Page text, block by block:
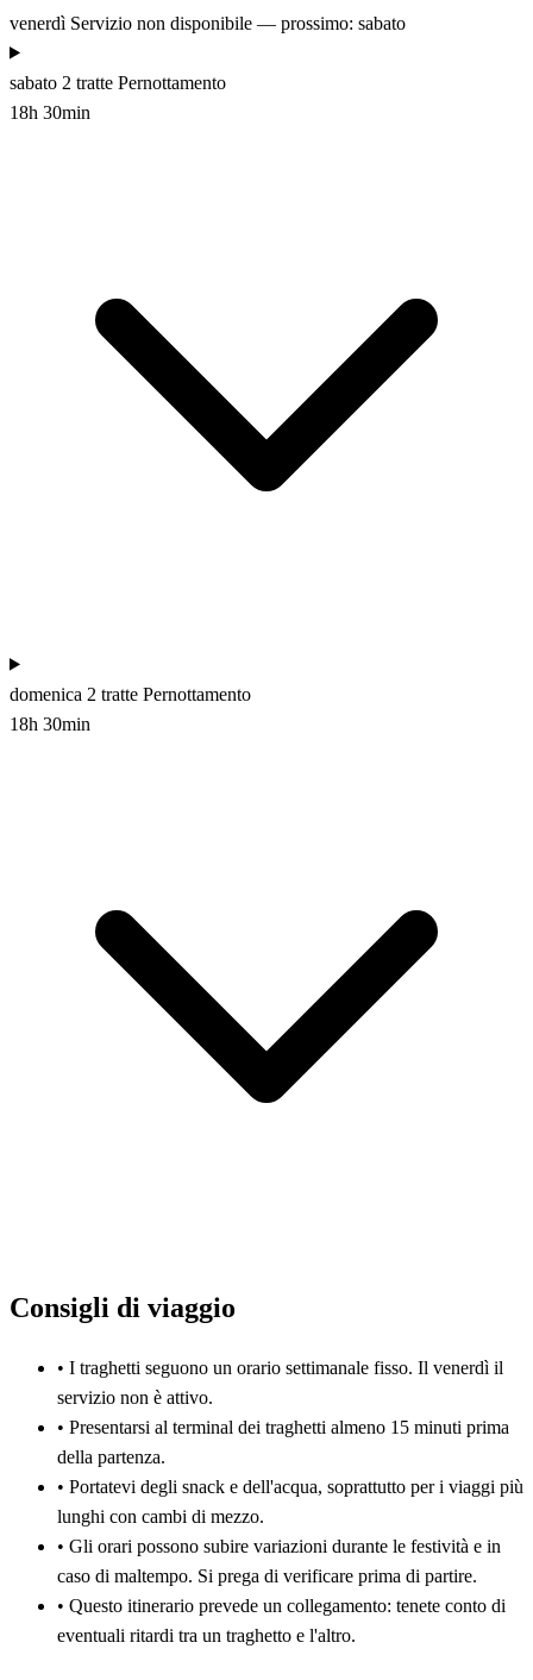
venerdì Servizio non disponibile — prossimo: sabato
sabato 2 tratte Pernottamento
18h 30min
domenica 2 tratte Pernottamento
18h 30min
Consigli di viaggio
• I traghetti seguono un orario settimanale fisso. Il venerdì il
servizio non è attivo.
• Presentarsi al terminal dei traghetti almeno 15 minuti prima
della partenza.
• Portatevi degli snack e dell'acqua, soprattutto per i viaggi più
lunghi con cambi di mezzo.
• Gli orari possono subire variazioni durante le festività e in
caso di maltempo. Si prega di verificare prima di partire.
• Questo itinerario prevede un collegamento: tenete conto di
eventuali ritardi tra un traghetto e l'altro.